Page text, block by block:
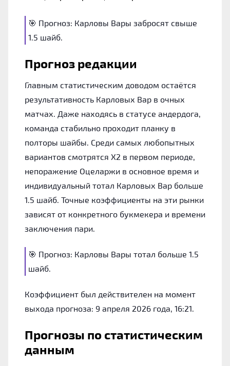
🎯 Прогноз: Карловы Вары забросят свыше
1.5 шайб.
Прогноз редакции
Главным статистическим доводом остаётся
результативность Карловых Вар в очных
матчах. Даже находясь в статусе андердога,
команда стабильно проходит планку в
полторы шайбы. Среди самых любопытных
вариантов смотрятся Х2 в первом периоде,
непоражение Оцеларжи в основное время и
индивидуальный тотал Карловых Вар больше
1.5 шайб. Точные коэффициенты на эти рынки
зависят от конкретного букмекера и времени
заключения пари.
🎯 Прогноз: Карловы Вары тотал больше 1.5
шайб.
Коэффициент был действителен на момент
выхода прогноза: 9 апреля 2026 года, 16:21.
Прогнозы по статистическим
данным